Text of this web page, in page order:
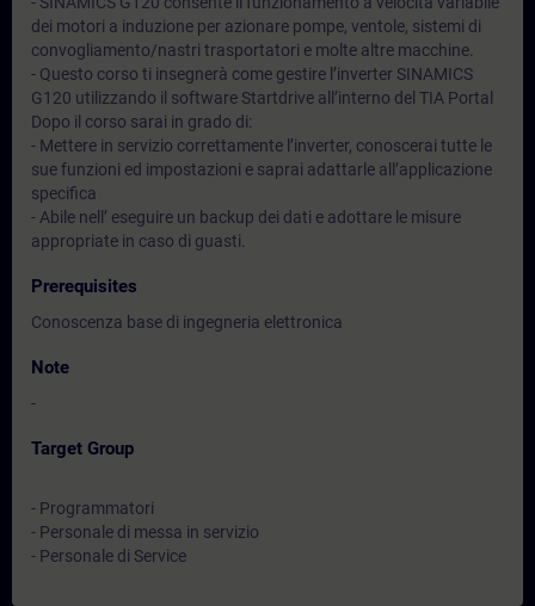
dei motori a induzione per azionare pompe, ventole, sistemi di
convogliamento/nastri trasportatori e molte altre macchine.
- Questo corso ti insegnerà come gestire l’inverter SINAMICS
G120 utilizzando il software Startdrive all’interno del TIA Portal
Dopo il corso sarai in grado di:
- Mettere in servizio correttamente l’inverter, conoscerai tutte le
sue funzioni ed impostazioni e saprai adattarle all’applicazione
specifica
- Abile nell’ eseguire un backup dei dati e adottare le misure
appropriate in caso di guasti.
Prerequisites
Conoscenza base di ingegneria elettronica
Note
-
Target Group
- Programmatori
- Personale di messa in servizio
- Personale di Service